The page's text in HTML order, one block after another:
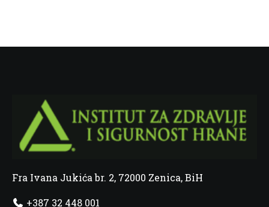
Fra Ivana Jukića br. 2, 72000 Zenica, BiH
+387 32 448 001